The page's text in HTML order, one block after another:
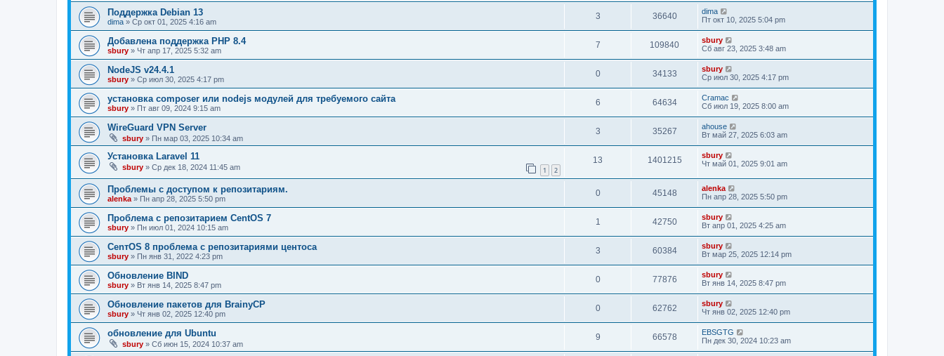
Поддержка Debian 13
dima » Ср окт 01, 2025 4:16 am
3 36640
dima
Пт окт 10, 2025 5:04 pm
Добавлена поддержка PHP 8.4
sbury » Чт апр 17, 2025 5:32 am
7 109840
sbury
Сб авг 23, 2025 3:48 am
NodeJS v24.4.1
sbury » Ср июл 30, 2025 4:17 pm
0 34133
sbury
Ср июл 30, 2025 4:17 pm
установка composer или nodejs модулей для требуемого сайта
sbury » Пт авг 09, 2024 9:15 am
6 64634
Cramac
Сб июл 19, 2025 8:00 am
WireGuard VPN Server
sbury » Пн мар 03, 2025 10:34 am
3 35267
ahouse
Вт май 27, 2025 6:03 am
Установка Laravel 11
sbury » Ср дек 18, 2024 11:45 am 1 2
13 1401215
sbury
Чт май 01, 2025 9:01 am
Проблемы с доступом к репозитариям.
alenka » Пн апр 28, 2025 5:50 pm
0 45148
alenka
Пн апр 28, 2025 5:50 pm
Проблема с репозитарием CentOS 7
sbury » Пн июл 01, 2024 10:15 am
1 42750
sbury
Вт апр 01, 2025 4:25 am
CenтOS 8 проблема с репозитариями центоса
sbury » Пн янв 31, 2022 4:23 pm
3 60384
sbury
Вт мар 25, 2025 12:14 pm
Обновление BIND
sbury » Вт янв 14, 2025 8:47 pm
0 77876
sbury
Вт янв 14, 2025 8:47 pm
Oбновление пакетов для BrainyCP
sbury » Чт янв 02, 2025 12:40 pm
0 62762
sbury
Чт янв 02, 2025 12:40 pm
обновление для Ubuntu
sbury » Сб июн 15, 2024 10:37 am
9 66578
EBSGTG
Пн дек 30, 2024 10:23 am